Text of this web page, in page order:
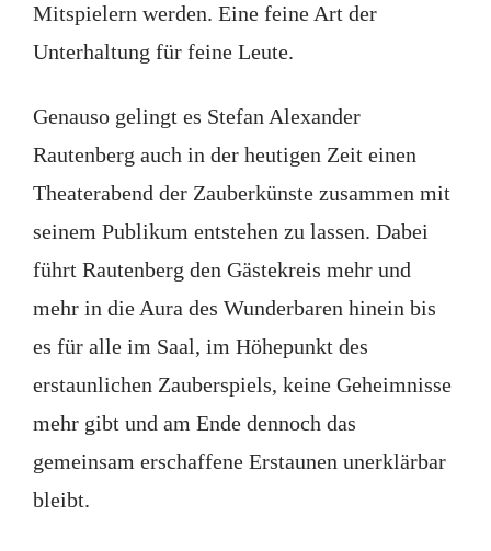
Mitspielern werden. Eine feine Art der
Unterhaltung für feine Leute.
Genauso gelingt es Stefan Alexander
Rautenberg auch in der heutigen Zeit einen
Theaterabend der Zauberkünste zusammen mit
seinem Publikum entstehen zu lassen. Dabei
führt Rautenberg den Gästekreis mehr und
mehr in die Aura des Wunderbaren hinein bis
es für alle im Saal, im Höhepunkt des
erstaunlichen Zauberspiels, keine Geheimnisse
mehr gibt und am Ende dennoch das
gemeinsam erschaffene Erstaunen unerklärbar
bleibt.